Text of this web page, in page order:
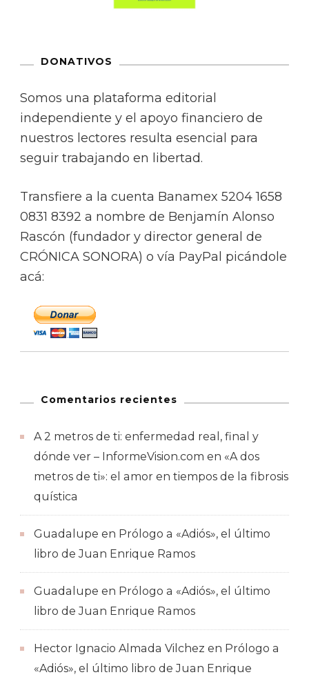
DONATIVOS
Somos una plataforma editorial
independiente y el apoyo financiero de
nuestros lectores resulta esencial para
seguir trabajando en libertad.
Transfiere a la cuenta Banamex 5204 1658
0831 8392 a nombre de Benjamín Alonso
Rascón (fundador y director general de
CRÓNICA SONORA) o vía PayPal picándole
acá:
Comentarios recientes
A 2 metros de ti: enfermedad real, final y
dónde ver – InformeVision.com en «A dos
metros de ti»: el amor en tiempos de la fibrosis
quística
Guadalupe en Prólogo a «Adiós», el último
libro de Juan Enrique Ramos
Guadalupe en Prólogo a «Adiós», el último
libro de Juan Enrique Ramos
Hector Ignacio Almada Vilchez en Prólogo a
«Adiós», el último libro de Juan Enrique